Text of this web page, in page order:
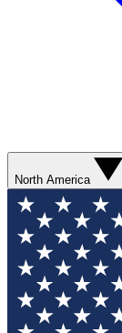
North America